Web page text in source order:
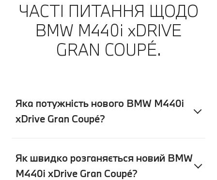
ЧАСТІ ПИТАННЯ ЩОДО
BMW M440i xDRIVE
GRAN COUPÉ.
Яка потужність нового BMW M440i
xDrive Gran Coupé?
Як швидко розганяється новий BMW
M440i xDrive Gran Coupé?